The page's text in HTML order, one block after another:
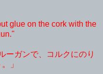
glue on the cork with the
ーガンで、コルクにのり
」